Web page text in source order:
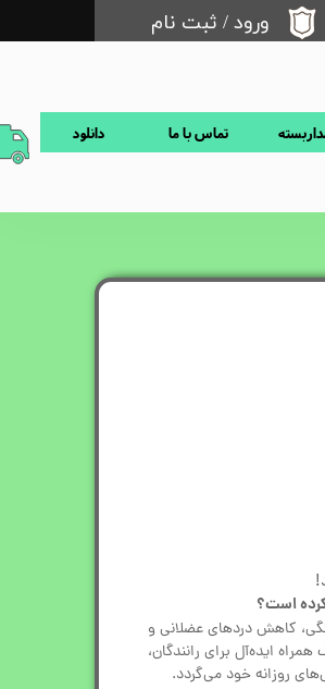
تماس با ما دانلود
ورود / ثبت نام
سفارشات
است؟
کاهش دردهای عضلانی و
ایده‌آل برای رانندگان،
روزانه خود می‌گردد.